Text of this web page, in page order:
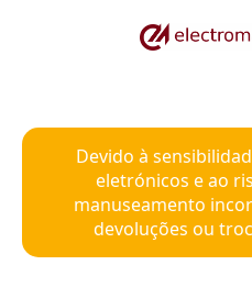
Devido à
eletrónicos e ao
manuseamento
devoluções ou